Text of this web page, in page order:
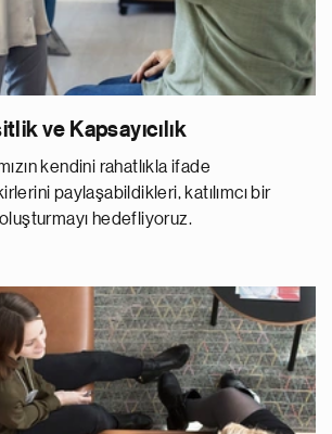
ve Kapsayıcılık
kendini rahatlıkla ifade
paylaşabildikleri, katılımcı bir
hedefliyoruz.